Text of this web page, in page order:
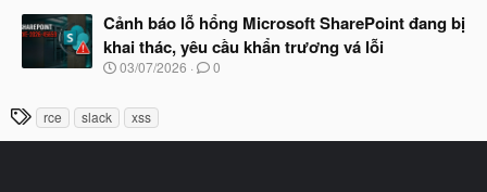
đ
ầ
u
à
b
ắ
đ
ầ
u
Cảnh báo lỗ hổng Microsoft SharePoint đang bị
khai thác, yêu cầu khẩn trương vá lỗi
N
03/07/2026 0
T
h
rce slack xss